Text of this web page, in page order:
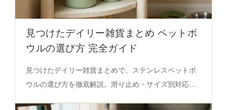
見つけたデイリー雑貨まとめ ペットボ
ウルの選び方 完全ガイド
見つけたデイリー雑貨まとめで、ステンレスペットボ
ウルの選び方を徹底解説。滑り止め・サイズ別対応・